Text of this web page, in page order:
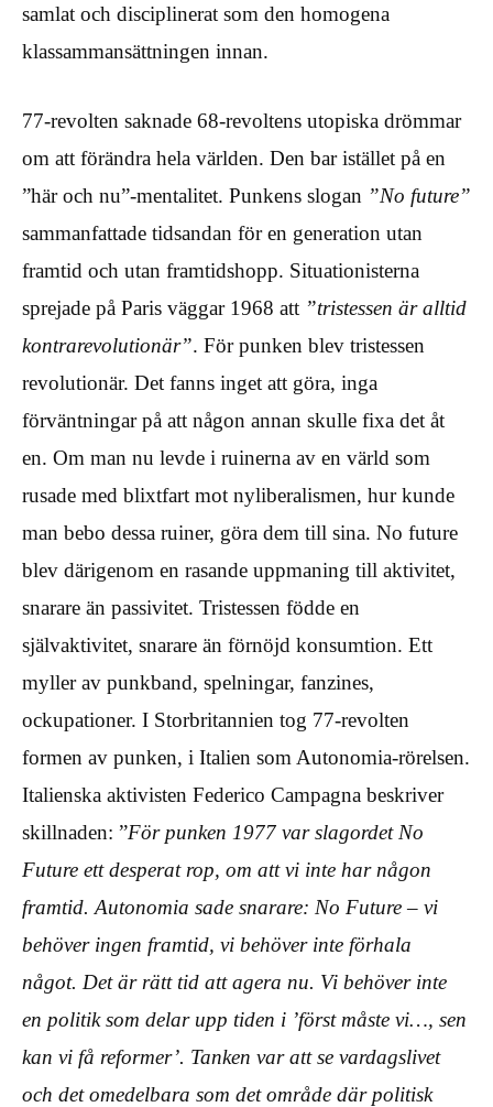
samlat och disciplinerat som den homogena
klassammansättningen innan.
77-revolten saknade 68-revoltens utopiska drömmar
om att förändra hela världen. Den bar istället på en
”här och nu”-mentalitet. Punkens slogan ”No future”
sammanfattade tidsandan för en generation utan
framtid och utan framtidshopp. Situationisterna
sprejade på Paris väggar 1968 att ”tristessen är alltid
kontrarevolutionär”. För punken blev tristessen
revolutionär. Det fanns inget att göra, inga
förväntningar på att någon annan skulle fixa det åt
en. Om man nu levde i ruinerna av en värld som
rusade med blixtfart mot nyliberalismen, hur kunde
man bebo dessa ruiner, göra dem till sina. No future
blev därigenom en rasande uppmaning till aktivitet,
snarare än passivitet. Tristessen födde en
självaktivitet, snarare än förnöjd konsumtion. Ett
myller av punkband, spelningar, fanzines,
ockupationer. I Storbritannien tog 77-revolten
formen av punken, i Italien som Autonomia-rörelsen.
Italienska aktivisten Federico Campagna beskriver
skillnaden: ”För punken 1977 var slagordet No
Future ett desperat rop, om att vi inte har någon
framtid. Autonomia sade snarare: No Future – vi
behöver ingen framtid, vi behöver inte förhala
något. Det är rätt tid att agera nu. Vi behöver inte
en politik som delar upp tiden i ’först måste vi…, sen
kan vi få reformer’. Tanken var att se vardagslivet
och det omedelbara som det område där politisk